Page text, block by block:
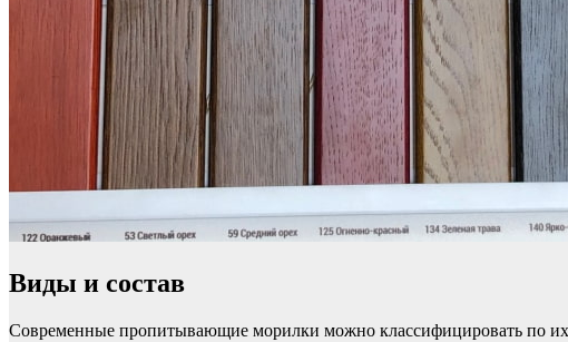
Виды и состав
Современные пропитывающие морилки можно классифицировать по